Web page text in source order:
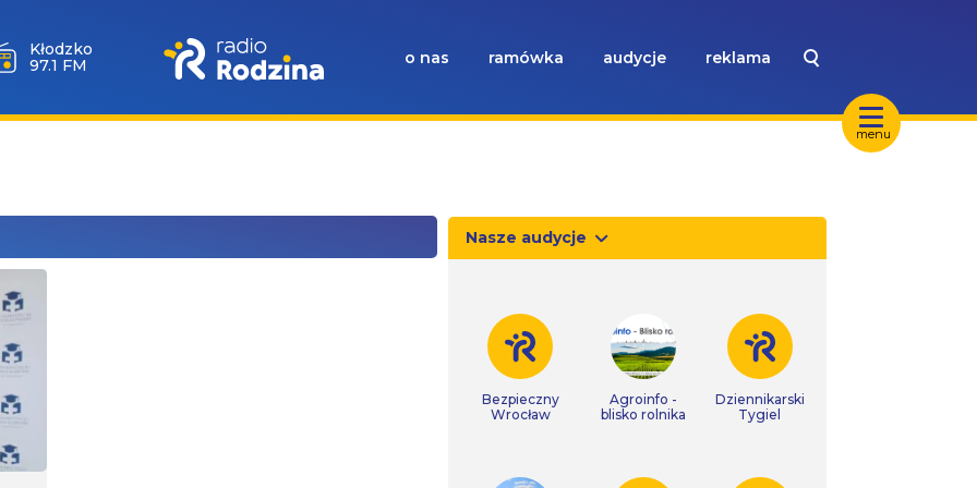
menu
Kłodzko
97.1 FM
o nas ramówka audycje reklama
Nasze audycje
Bezpieczny
Wrocław
Agroinfo -
blisko rolnika
Dziennikarski
Tygiel